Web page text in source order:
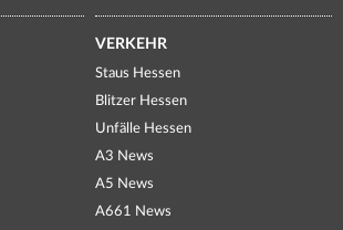
VERKEHR
Staus Hessen
Blitzer Hessen
Unfälle Hessen
A3 News
A5 News
A661 News